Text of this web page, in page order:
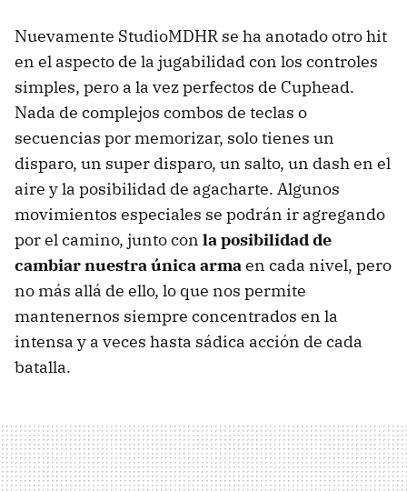
Nuevamente StudioMDHR se ha anotado otro hit
en el aspecto de la jugabilidad con los controles
simples, pero a la vez perfectos de Cuphead.
Nada de complejos combos de teclas o
secuencias por memorizar, solo tienes un
disparo, un super disparo, un salto, un dash en el
aire y la posibilidad de agacharte. Algunos
movimientos especiales se podrán ir agregando
por el camino, junto con la posibilidad de
cambiar nuestra única armaen cada nivel, pero
no más allá de ello, lo que nos permite
mantenernos siempre concentrados en la
intensa y a veces hasta sádica acción de cada
batalla.